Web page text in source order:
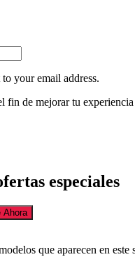
your email address.
fin de mejorar tu
especiales
Ahora
que aparecen en